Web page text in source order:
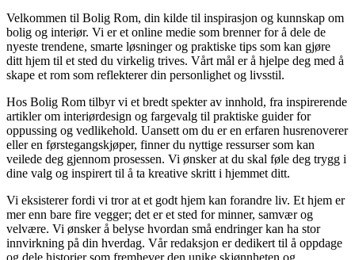
Velkommen til Bolig Rom, din kilde til inspirasjon og kunnskap om
bolig og interiør. Vi er et online medie som brenner for å dele de
nyeste trendene, smarte løsninger og praktiske tips som kan gjøre
ditt hjem til et sted du virkelig trives. Vårt mål er å hjelpe deg med å
skape et rom som reflekterer din personlighet og livsstil.
Hos Bolig Rom tilbyr vi et bredt spekter av innhold, fra inspirerende
artikler om interiørdesign og fargevalg til praktiske guider for
oppussing og vedlikehold. Uansett om du er en erfaren husrenoverer
eller en førstegangskjøper, finner du nyttige ressurser som kan
veilede deg gjennom prosessen. Vi ønsker at du skal føle deg trygg i
dine valg og inspirert til å ta kreative skritt i hjemmet ditt.
Vi eksisterer fordi vi tror at et godt hjem kan forandre liv. Et hjem er
mer enn bare fire vegger; det er et sted for minner, samvær og
velvære. Vi ønsker å belyse hvordan små endringer kan ha stor
innvirkning på din hverdag. Vår redaksjon er dedikert til å oppdage